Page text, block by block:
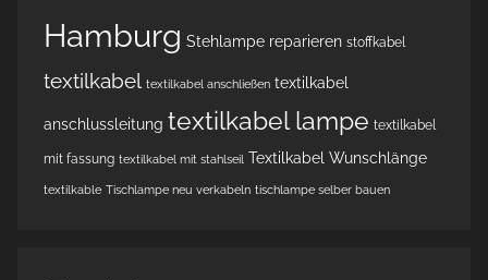
Hamburg Stehlampe reparieren stoffkabel
textilkabel textilkabel anschließen textilkabel
anschlussleitung textilkabel lampe textilkabel
mit fassung textilkabel mit stahlseil Textilkabel Wunschlänge
textilkable Tischlampe neu verkabeln tischlampe selber bauen